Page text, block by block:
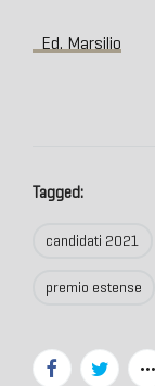
Ed. Marsilio
Tagged:
candidati 2021
premio estense